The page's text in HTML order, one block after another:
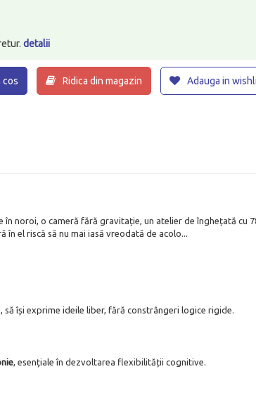
detalii
cos Ridica din magazin Adauga in
noroi, o cameră fără gravitație, un atelier de înghețată cu
el riscă să nu mai iasă vreodată de acolo...
să își exprime ideile liber, fără constrângeri logice rigide.
, esențiale în dezvoltarea flexibilității cognitive.